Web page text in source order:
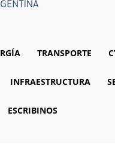
TRANSPORTE
INFRAESTRUCTURA
ESCRIBINOS